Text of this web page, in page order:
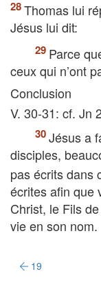
Thomas lui
Jésus lui dit:
Parce
ceux qui n’ont
Conclusion
V. 30-31: cf. Jn
Jésus a
disciples,
pas écrits dans
écrites afin que
Christ, le Fils
vie en son nom.
19